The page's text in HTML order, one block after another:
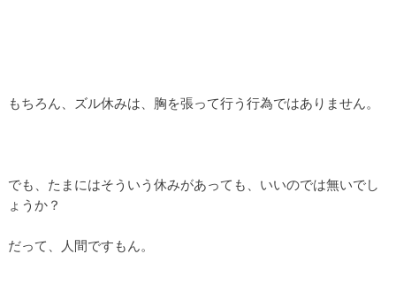
もちろん、ズル休みは、胸を張って行う行為ではありません。
でも、たまにはそういう休みがあっても、いいのでは無いでし
ょうか？
だって、人間ですもん。